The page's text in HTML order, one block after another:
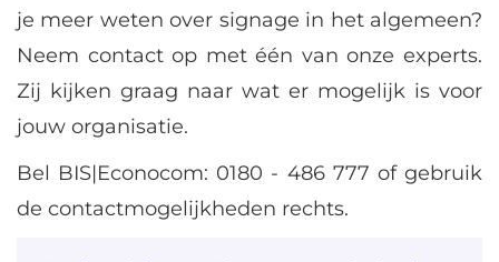
je meer weten over signage in het algemeen?
Neem contact op met één van onze experts.
Zij kijken graag naar wat er mogelijk is voor
jouw organisatie.
Bel BIS|Econocom: 0180 - 486 777 of gebruik
de contactmogelijkheden rechts.